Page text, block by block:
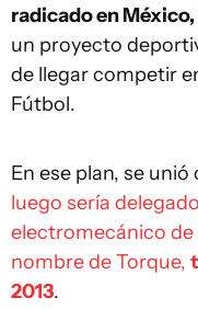
radicado en
un proyecto
de llegar competir
Fútbol.
En ese plan, se unió
luego sería
electromecánico de
nombre de Torque,
2013.